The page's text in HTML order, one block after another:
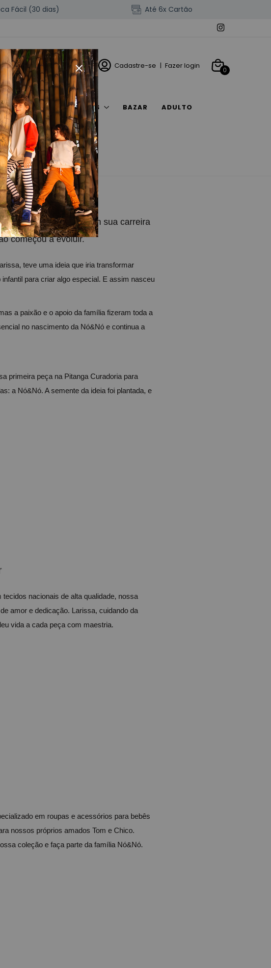
Fácil (30 dias) Até 6x Cartão
Cadastre-se | Fazer login 0
ACESSÓRIOS BAZAR ADULTO
dar uma pausa em sua carreira
começou a evoluir.
teve uma ideia que iria transformar
para criar algo especial. E assim nasceu
a paixão e o apoio da família fizeram toda a
no nascimento da Nó&Nó e continua a
primeira peça na Pitanga Curadoria para
a Nó&Nó. A semente da ideia foi plantada, e
nacionais de alta qualidade, nossa
amor e dedicação. Larissa, cuidando da
vida a cada peça com maestria.
em roupas e acessórios para bebês
nossos próprios amados Tom e Chico.
coleção e faça parte da família Nó&Nó.